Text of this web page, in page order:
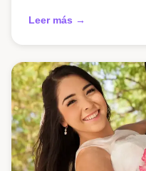
Leer más →